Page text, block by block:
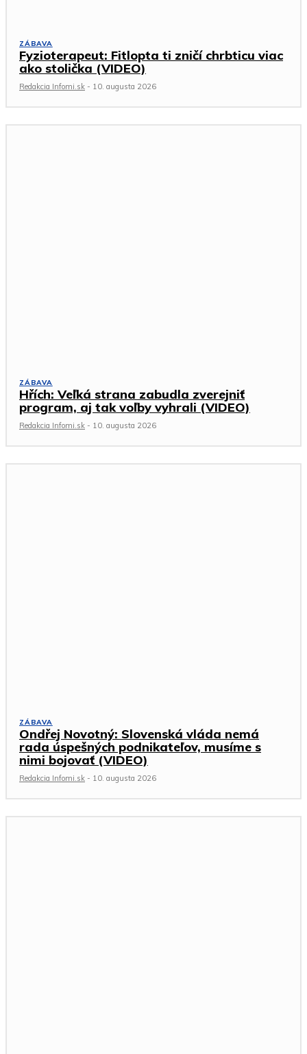
ZÁBAVA
Fyzioterapeut: Fitlopta ti zničí chrbticu viac
ako stolička (VIDEO)
Redakcia Infomi.sk - 10. augusta 2026
ZÁBAVA
Hřích: Veľká strana zabudla zverejniť
program, aj tak voľby vyhrali (VIDEO)
Redakcia Infomi.sk - 10. augusta 2026
ZÁBAVA
Ondřej Novotný: Slovenská vláda nemá
rada úspešných podnikateľov, musíme s
nimi bojovať (VIDEO)
Redakcia Infomi.sk - 10. augusta 2026